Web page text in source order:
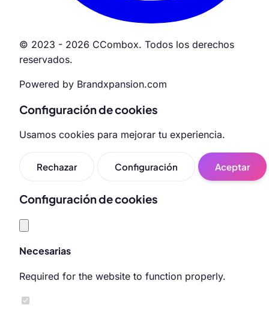
© 2023 - 2026 CCombox. Todos los derechos
reservados.
Powered by Brandxpansion.com
Configuración de cookies
Usamos cookies para mejorar tu experiencia.
Rechazar Configuración Aceptar
Configuración de cookies
Necesarias
Required for the website to function properly.